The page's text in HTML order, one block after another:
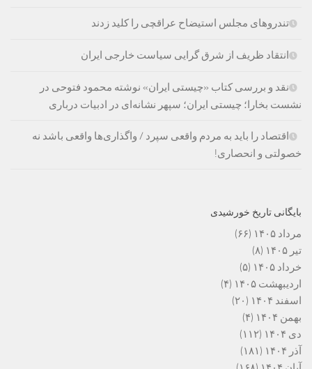
تندروهای مجلس استیضاح عراقچی را کلید زدند
انتقاد ظریف از شرق گرایی سیاست خارجی ایران
نقد و بررسی کتاب «چیستی ایران» نوشته محمود فتوحی در
نشست بخارا؛ چیستی ایران؛ سپهر نشانه‌ای در ادبیات درباری
اقتصاد را باید به مردم واقعی سپرد / واگذاری‌ها واقعی باشد نه
خصولتی و انحصاری!
بایگانی تاریخ خورشیدی
مرداد ۱۴۰۵
(۶۶)
تیر ۱۴۰۵
(۸)
خرداد ۱۴۰۵
(۵)
اردیبهشت ۱۴۰۵
(۴)
اسفند ۱۴۰۴
(۲۰)
بهمن ۱۴۰۴
(۴)
دی ۱۴۰۴
(۱۱۲)
آذر ۱۴۰۴
(۱۸۱)